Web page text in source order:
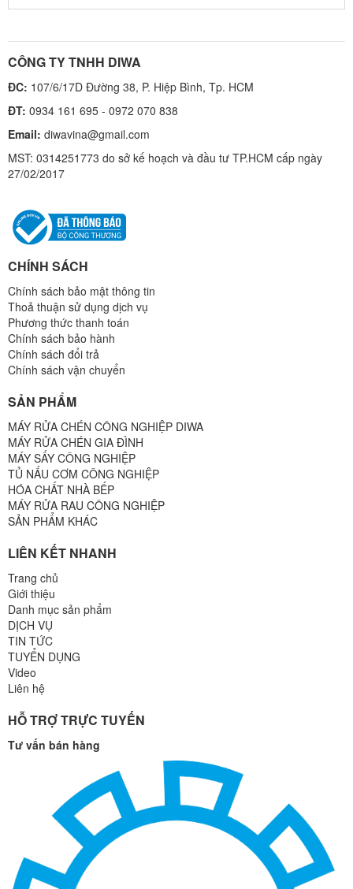
CÔNG TY TNHH DIWA
ĐC: 107/6/17D Đường 38, P. Hiệp Bình, Tp. HCM
ĐT: 0934 161 695 - 0972 070 838
Email: diwavina@gmail.com
MST: 0314251773 do sở kế hoạch và đầu tư TP.HCM cấp ngày
27/02/2017
CHÍNH SÁCH
Chính sách bảo mật thông tin
Thoả thuận sử dụng dịch vụ
Phương thức thanh toán
Chính sách bảo hành
Chính sách đổi trả
Chính sách vận chuyển
SẢN PHẨM
MÁY RỬA CHÉN CÔNG NGHIỆP DIWA
MÁY RỬA CHÉN GIA ĐÌNH
MÁY SẤY CÔNG NGHIỆP
TỦ NẤU CƠM CÔNG NGHIỆP
HÓA CHẤT NHÀ BẾP
MÁY RỬA RAU CÔNG NGHIỆP
SẢN PHẨM KHÁC
LIÊN KẾT NHANH
Trang chủ
Giới thiệu
Danh mục sản phẩm
DỊCH VỤ
TIN TỨC
TUYỂN DỤNG
Video
Liên hệ
HỖ TRỢ TRỰC TUYẾN
Tư vấn bán hàng